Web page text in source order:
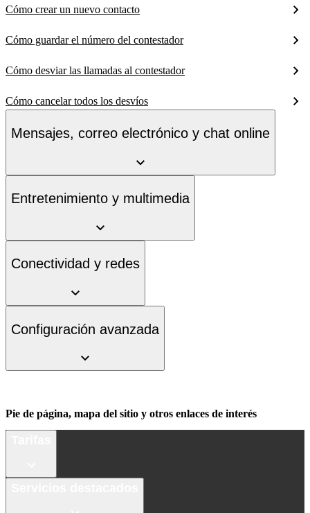
Cómo crear un nuevo contacto
Cómo guardar el número del contestador
Cómo desviar las llamadas al contestador
Cómo cancelar todos los desvíos
Mensajes, correo electrónico y chat online
Entretenimiento y multimedia
Conectividad y redes
Configuración avanzada
Pie de página, mapa del sitio y otros enlaces de interés